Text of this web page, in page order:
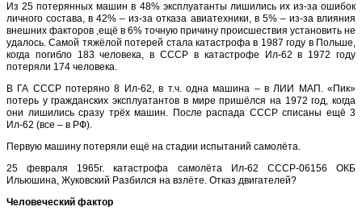
Из 25 потерянных машин в 48% эксплуатанты лишились их из-за ошибок
личного состава, в 42% – из-за отказа авиатехники, в 5% – из-за влияния
внешних факторов ,ещё в 6% точную причину происшествия установить не
удалось. Самой тяжёлой потерей стала катастрофа в 1987 году в Польше,
когда погибло 183 человека, в СССР в катастрофе Ил-62 в 1972 году
потеряли 174 человека.
В ГА СССР потеряно 8 Ил-62, в т.ч. одна машина – в ЛИИ МАП. «Пик»
потерь у гражданских эксплуатантов в мире пришёлся на 1972 год, когда
они лишились сразу трёх машин. После распада СССР списаны ещё 3
Ил-62 (все – в РФ).
Первую машину потеряли ещё на стадии испытаний самолёта.
25 февраля 1965г. катастрофа самолёта Ил-62 СССР-06156 ОКБ
Ильюшина, Жуковский Разбился на взлёте. Отказ двигателей?
Человеческий фактор